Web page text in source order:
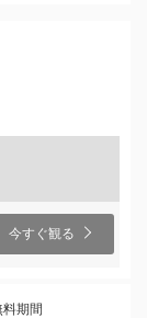
今すぐ観る
料期間